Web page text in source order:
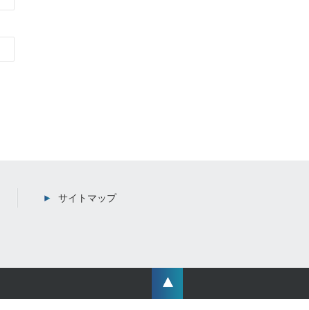
サイトマップ